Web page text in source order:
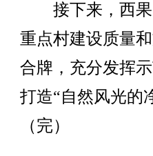
接下来，西果
重点村建设质量
合牌，充分发挥
打造“自然风光的
（完）